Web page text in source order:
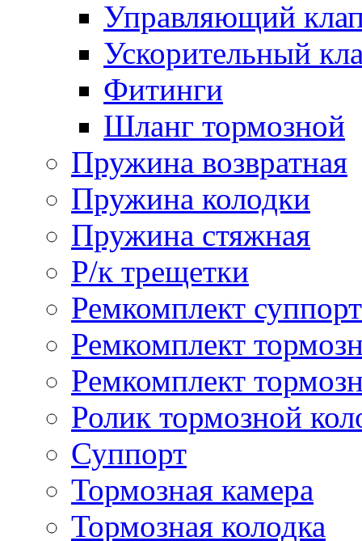
Управляющий
Ускорительный
Фитинги
Шланг тормозной
Пружина возвратная
Пружина колодки
Пружина стяжная
Р/к трещетки
Ремкомплект
Ремкомплект
Ремкомплект
Ролик тормозной
Суппорт
Тормозная камера
Тормозная колодка